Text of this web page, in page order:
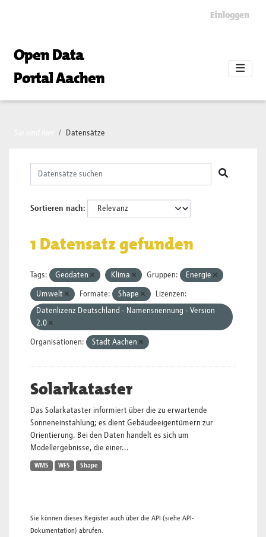
Einloggen
Open Data
Portal Aachen
Datensätze
Sortieren nach
1 Datensatz gefunden
Tags: Geodaten Klima Gruppen: Energie
Umwelt Formate: Shape
Lizenzen:
Datenlizenz Deutschland - Namensnennung - Version
2.0
Organisationen: Stadt Aachen
Solarkataster
Das Solarkataster informiert über die zu erwartende
Sonneneinstahlung; es dient Gebäudeeigentümern zur
Orientierung. Bei den Daten handelt es sich um
Modellergebnisse, die einer...
WMS WFS Shape
Sie können dieses Register auch über die API (siehe API-
Dokumentation) abrufen.